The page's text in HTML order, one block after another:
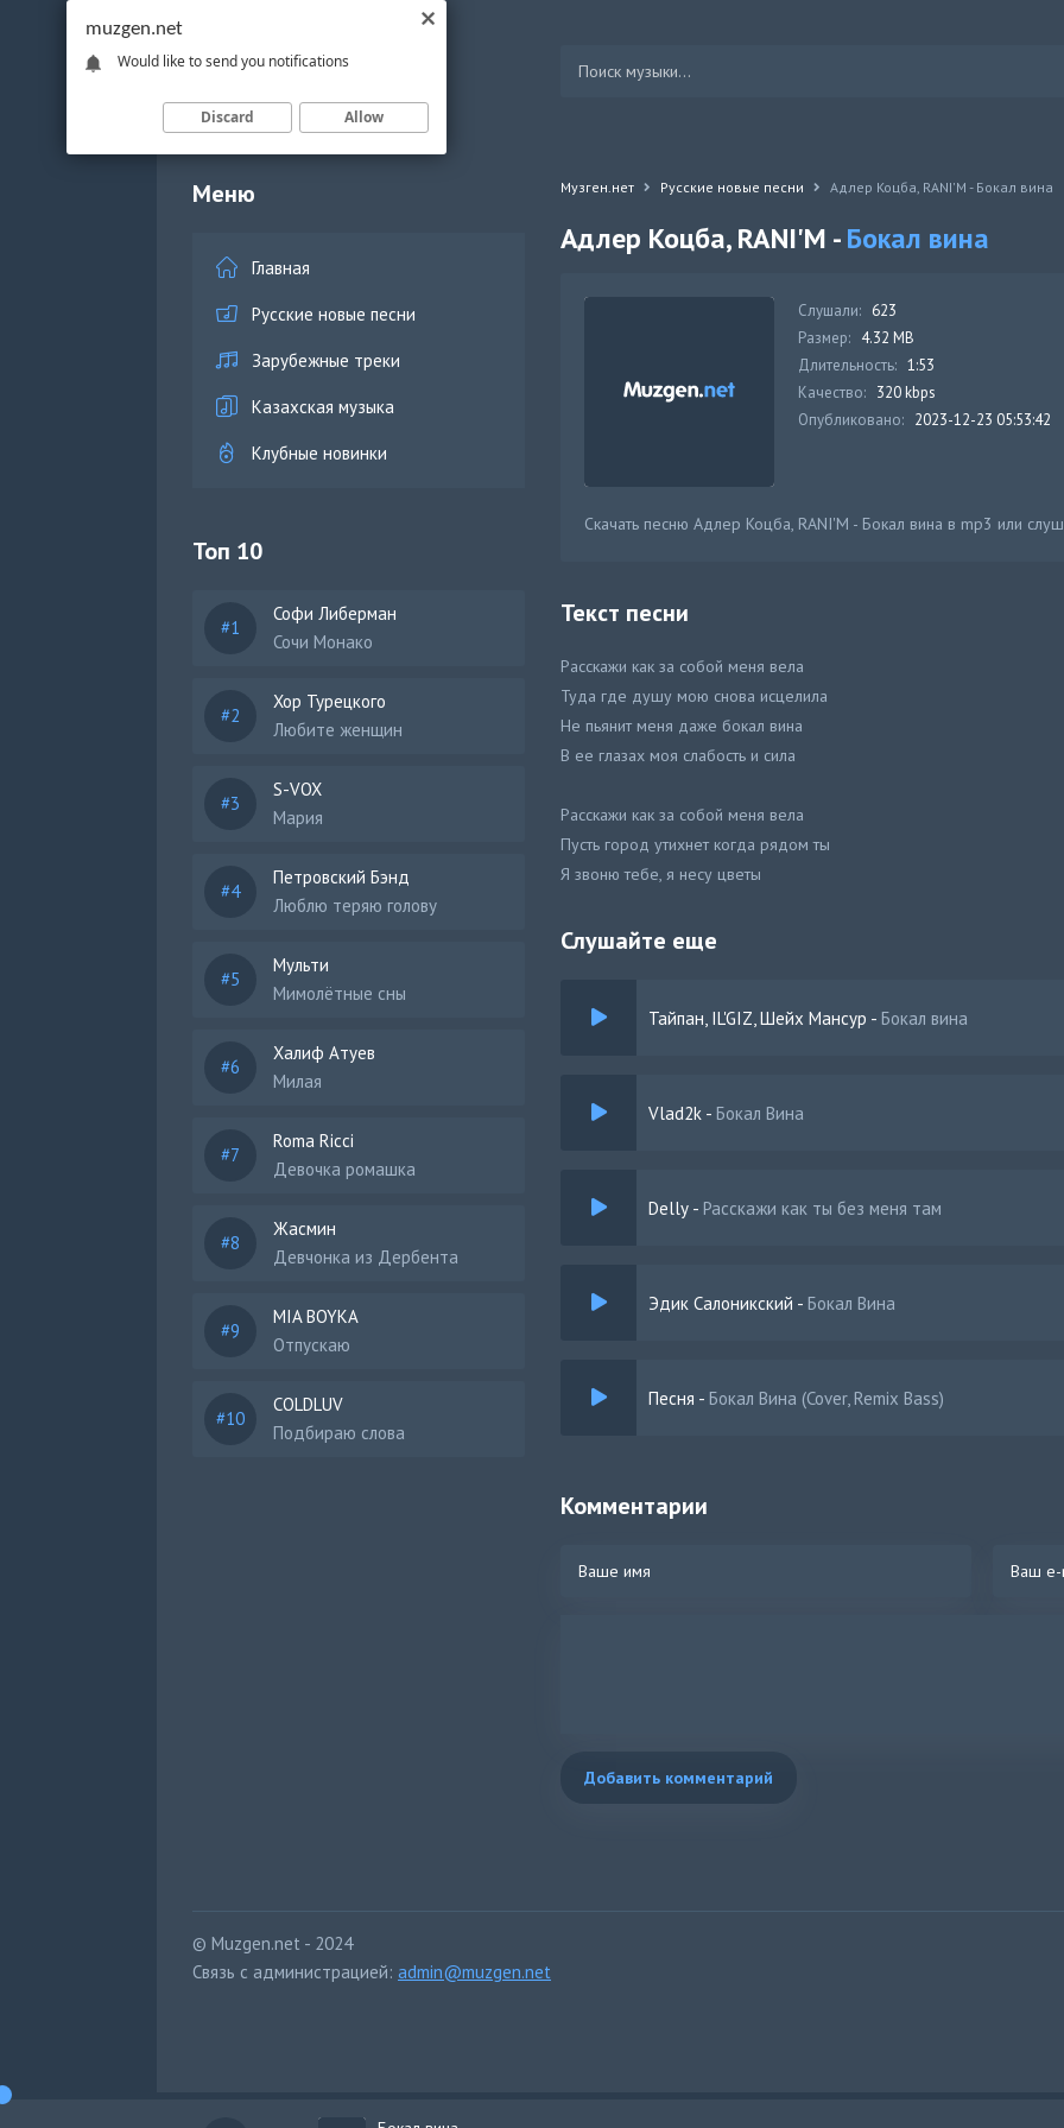
Меню
Главная
Русские новые песни
Зарубежные треки
Казахская музыка
Клубные новинки
Топ 10
Софи Либерман
Сочи Монако
Хор Турецкого
Любите женщин
S-VOX
Мария
Петровский Бэнд
Люблю теряю голову
Мульти
Мимолётные сны
Халиф Атуев
Милая
Roma Ricci
Девочка ромашка
Жасмин
Девчонка из Дербента
MIA BOYKA
Отпускаю
COLDLUV
Подбираю слова
Музген.нет Русские новые песни Адлер Коцба, RANI'M - Бокал вина
Адлер Коцба, RANI'M -Бокал вина
Слушали: 623
Размер: 4.32 MB
Длительность: 1:53
Качество: 320 kbps
Опубликовано: 2023-12-23 05:53:42
Скачать песню Адлер Коцба, RANI'M - Бокал вина в mp3 или
Текст песни
Расскажи как за собой меня вела
Туда где душу мою снова исцелила
Не пьянит меня даже бокал вина
В ее глазах моя слабость и сила
Расскажи как за собой меня вела
Пусть город утихнет когда рядом ты
Я звоню тебе, я несу цветы
Дай мне повод сказать
Слушайте еще
Тайпан, IL'GIZ, Шейх Мансур - Бокал вина
Vlad2k - Бокал Вина
Delly - Расскажи как ты без меня там
Эдик Салоникский - Бокал Вина
Песня - Бокал Вина (Cover, Remix Bass)
Комментарии
Добавить комментарий
© Muzgen.net - 2024
Связь с администрацией: admin@muzgen.net
muzgen.net
Would like to send you notifications
Discard Allow